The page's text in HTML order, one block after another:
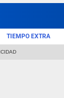
TIEMPO EXTRA